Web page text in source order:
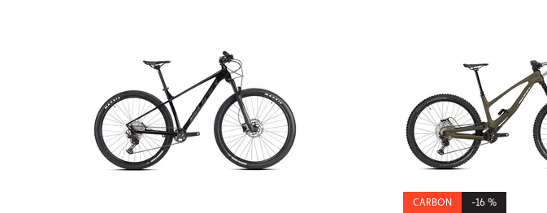
CARBON -16 %